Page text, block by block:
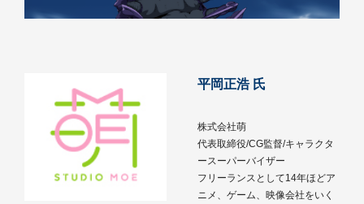
平岡正浩 氏
株式会社萌
代表取締役/CG監督/キャラクタ
ースーパーバイザー
フリーランスとして14年ほどア
ニメ、ゲーム、映像会社をいく